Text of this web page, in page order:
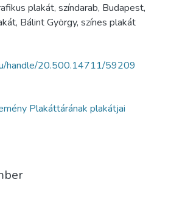
plakát, színdarab, Budapest,
, Bálint György, színes plakát
handle/20.500.14711/59209
Plakáttárának plakátjai